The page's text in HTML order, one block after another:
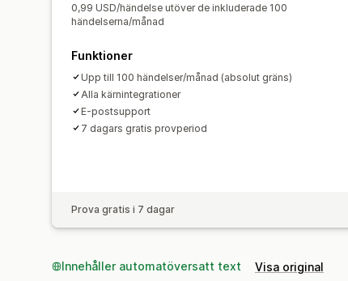
0,99 USD/händelse utöver de inkluderade 100
händelserna/månad
Funktioner
Upp till 100 händelser/månad (absolut gräns)
Alla kärnintegrationer
E-postsupport
7 dagars gratis provperiod
Prova gratis i 7 dagar
Innehåller automatöversatt text Visa original